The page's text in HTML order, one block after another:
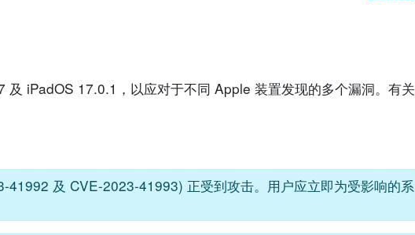
iPadOS 17.0.1，以应对于不同 Apple 装置发现的多个漏洞。有关
及 CVE-2023-41993) 正受到攻击。用户应立即为受影响的系